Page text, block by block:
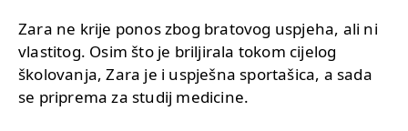
Zara ne krije ponos zbog bratovog uspjeha, ali ni
vlastitog. Osim što je briljirala tokom cijelog
školovanja, Zara je i uspješna sportašica, a sada
se priprema za studij medicine.